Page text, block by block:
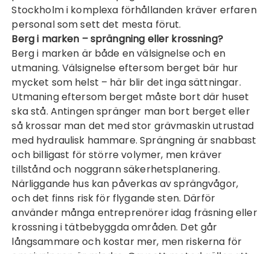
Stockholmi komplexa förhållanden kräver erfaren
personal som sett det mesta förut.
Berg i marken – sprängning eller krossning?
Berg i marken är både en välsignelse och en
utmaning. Välsignelse eftersom berget bär hur
mycket som helst – här blir det inga sättningar.
Utmaning eftersom berget måste bort där huset
ska stå. Antingen spränger man bort berget eller
så krossar man det med stor grävmaskin utrustad
med hydraulisk hammare. Sprängning är snabbast
och billigast för större volymer, men kräver
tillstånd och noggrann säkerhetsplanering.
Närliggande hus kan påverkas av sprängvågor,
och det finns risk för flygande sten. Därför
använder många entreprenörer idag fräsning eller
krossning i tätbebyggda områden. Det går
långsammare och kostar mer, men riskerna för